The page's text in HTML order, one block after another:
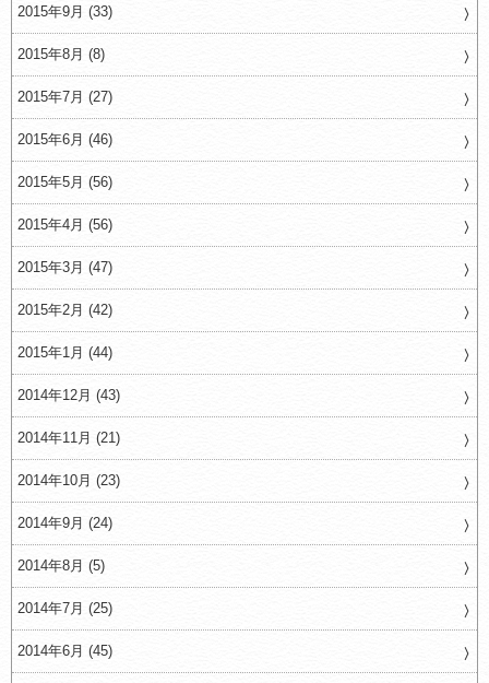
2015年9月 (33)
2015年8月 (8)
2015年7月 (27)
2015年6月 (46)
2015年5月 (56)
2015年4月 (56)
2015年3月 (47)
2015年2月 (42)
2015年1月 (44)
2014年12月 (43)
2014年11月 (21)
2014年10月 (23)
2014年9月 (24)
2014年8月 (5)
2014年7月 (25)
2014年6月 (45)